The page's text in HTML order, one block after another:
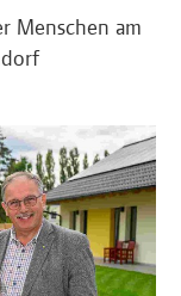
Menschen am